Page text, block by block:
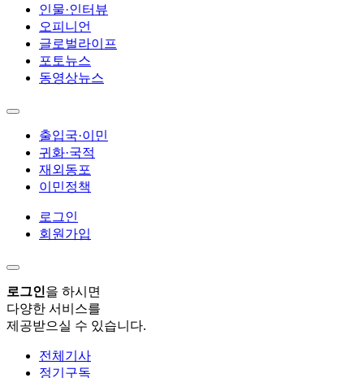
인물·인터뷰
오피니언
글로벌라이프
포토뉴스
동영상뉴스
출입국·이민
귀화·국적
재외동포
이민정책
로그인
회원가입
로그인을 하시면
다양한 서비스를
제공받으실 수 있습니다.
전체기사
정기구독